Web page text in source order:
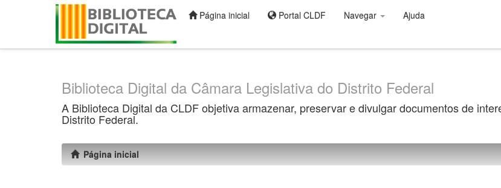
Página inicial Portal CLDF Navegar Ajuda
Biblioteca Digital da Câmara Legislativa do Distrito Federal
A Biblioteca Digital da CLDF objetiva armazenar, preservar e divulgar documentos de
Distrito Federal.
Página inicial